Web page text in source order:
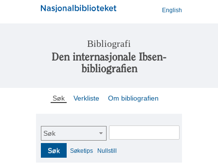
English
Bibliografi
Den internasjonale Ibsen-
bibliografien
Søk Verkliste Om bibliografien
Søk
Søk Søketips Nullstill